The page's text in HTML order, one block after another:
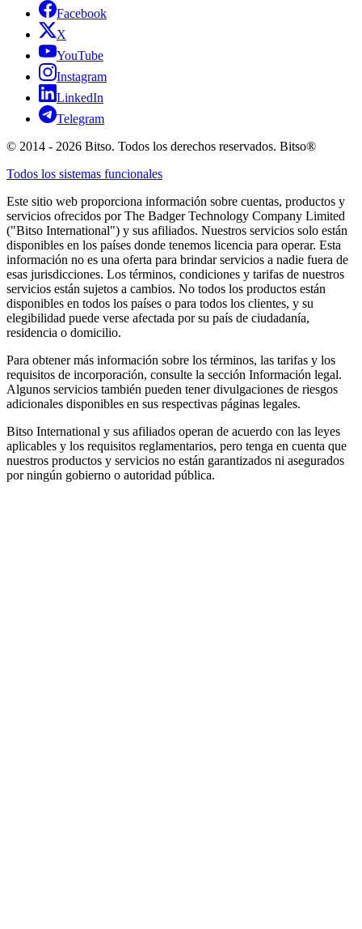
Facebook
X
YouTube
Instagram
LinkedIn
Telegram
© 2014 - 2026 Bitso. Todos los derechos reservados. Bitso®
Todos los sistemas funcionales
Este sitio web proporciona información sobre cuentas, productos y
servicios ofrecidos por The Badger Technology Company Limited
("Bitso International") y sus afiliados. Nuestros servicios solo están
disponibles en los países donde tenemos licencia para operar. Esta
información no es una oferta para brindar servicios a nadie fuera de
esas jurisdicciones. Los términos, condiciones y tarifas de nuestros
servicios están sujetos a cambios. No todos los productos están
disponibles en todos los países o para todos los clientes, y su
elegibilidad puede verse afectada por su país de ciudadanía,
residencia o domicilio.
Para obtener más información sobre los términos, las tarifas y los
requisitos de incorporación, consulte la sección Información legal.
Algunos servicios también pueden tener divulgaciones de riesgos
adicionales disponibles en sus respectivas páginas legales.
Bitso International y sus afiliados operan de acuerdo con las leyes
aplicables y los requisitos reglamentarios, pero tenga en cuenta que
nuestros productos y servicios no están garantizados ni asegurados
por ningún gobierno o autoridad pública.